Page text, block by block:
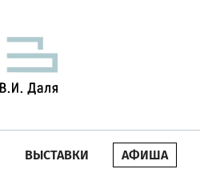
ВЫСТАВКИ АФИША